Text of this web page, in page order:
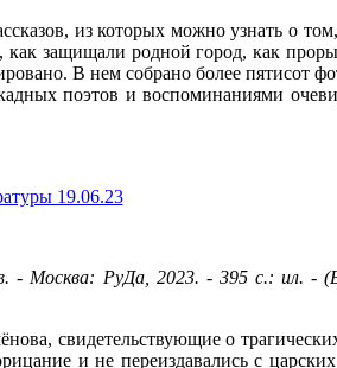
из которых можно узнать о
защищали родной город, как
В нем собрано более пятисот
поэтов и воспоминаниями
Москва: РуДа, 2023. - 395 с.: ил. -
свидетельствующие о
и не переиздавались с